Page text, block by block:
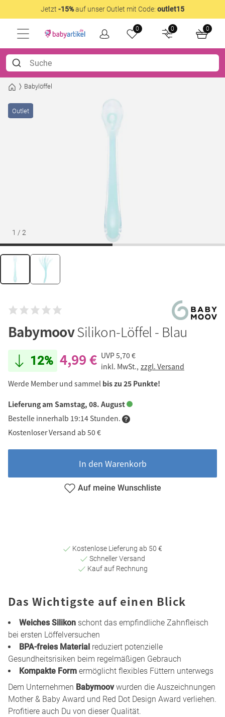
Jetzt -15%auf unser Outlet mit Code: outlet15
0 0 0
Babylöffel
1 / 2
Outlet
BabymoovSilikon-Löffel - Blau
12% 4,99 € UVP5,70 €
inkl. MwSt., zzgl. Versand
Werde Member und sammel bis zu 25 Punkte!
Lieferung am Samstag, 08. August
Bestelle innerhalb 19:14 Stunden.
Kostenloser Versand ab 50 €
In den Warenkorb
Auf meine Wunschliste
Kostenlose Lieferung ab 50 €
Schneller Versand
Kauf auf Rechnung
Das Wichtigste auf einen Blick
Weiches Silikon schont das empfindliche Zahnfleisch
bei ersten Löffelversuchen
BPA-freies Material reduziert potenzielle
Gesundheitsrisiken beim regelmäßigen Gebrauch
Kompakte Form ermöglicht flexibles Füttern unterwegs
Dem Unternehmen Babymoovwurden die Auszeichnungen
Mother & Baby Award und Red Dot Design Award verliehen.
Profitiere auch Du von dieser Qualität.